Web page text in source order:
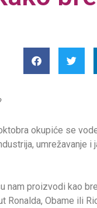
okupiće se
umrežavanje i
nam proizvodi kao
Obame ili